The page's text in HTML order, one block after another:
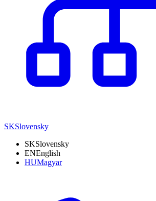
SKSlovensky
SKSlovensky
ENEnglish
HUMagyar